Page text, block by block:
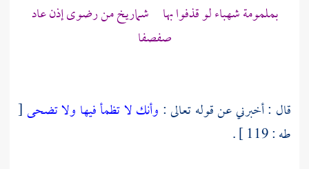
بملمومة شهباء لو قذفوا بها شماريخ من رضوى إذن عاد
صفصفا
قال : أخبرني عن قوله تعالى : وأنك لا تظمأ فيها ولا تضحى[
طه : 119 ] .